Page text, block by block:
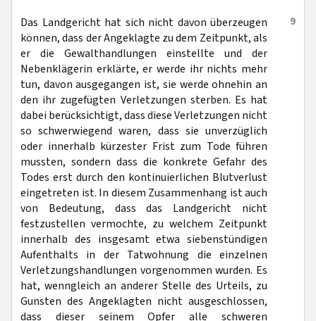
9
Das Landgericht hat sich nicht davon überzeugen
können, dass der Angeklagte zu dem Zeitpunkt, als
er die Gewalthandlungen einstellte und der
Nebenklägerin erklärte, er werde ihr nichts mehr
tun, davon ausgegangen ist, sie werde ohnehin an
den ihr zugefügten Verletzungen sterben. Es hat
dabei berücksichtigt, dass diese Verletzungen nicht
so schwerwiegend waren, dass sie unverzüglich
oder innerhalb kürzester Frist zum Tode führen
mussten, sondern dass die konkrete Gefahr des
Todes erst durch den kontinuierlichen Blutverlust
eingetreten ist. In diesem Zusammenhang ist auch
von Bedeutung, dass das Landgericht nicht
festzustellen vermochte, zu welchem Zeitpunkt
innerhalb des insgesamt etwa siebenstündigen
Aufenthalts in der Tatwohnung die einzelnen
Verletzungshandlungen vorgenommen wurden. Es
hat, wenngleich an anderer Stelle des Urteils, zu
Gunsten des Angeklagten nicht ausgeschlossen,
dass dieser seinem Opfer alle schweren